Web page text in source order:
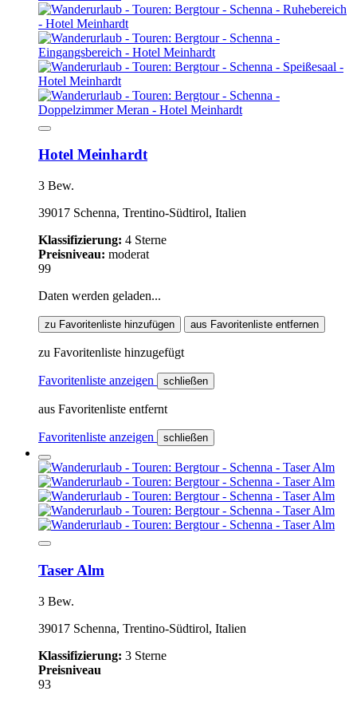
Hotel Meinhardt
3 Bew.
39017 Schenna, Trentino-Südtirol, Italien
Klassifizierung: 4 Sterne
Preisniveau: moderat
99
Daten werden geladen...
zu Favoritenliste hinzufügen aus Favoritenliste entfernen
zu Favoritenliste hinzugefügt
Favoritenliste anzeigen schließen
aus Favoritenliste entfernt
Favoritenliste anzeigen schließen
Taser Alm
3 Bew.
39017 Schenna, Trentino-Südtirol, Italien
Klassifizierung: 3 Sterne
Preisniveau
93